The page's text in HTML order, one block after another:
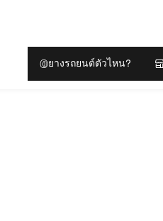
ยางรถยนต์ตัวไหน?